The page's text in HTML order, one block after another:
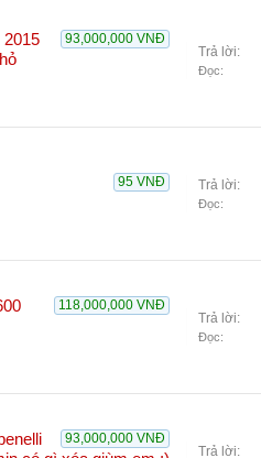
93,000,000 VNĐ
2015
Trả lời:
Đọc:
95 VNĐ Trả lời:
Đọc:
118,000,000 VNĐ
Trả lời:
Đọc:
93,000,000 VNĐ
Trả lời: